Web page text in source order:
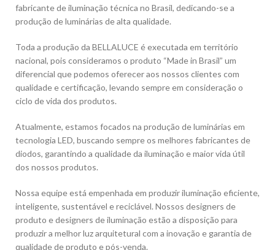
fabricante de iluminação técnica no Brasil, dedicando-se a
produção de luminárias de alta qualidade.
Toda a produção da BELLALUCE é executada em território
nacional, pois consideramos o produto “Made in Brasil” um
diferencial que podemos oferecer aos nossos clientes com
qualidade e certificação, levando sempre em consideração o
ciclo de vida dos produtos.
Atualmente, estamos focados na produção de luminárias em
tecnologia LED, buscando sempre os melhores fabricantes de
diodos, garantindo a qualidade da iluminação e maior vida útil
dos nossos produtos.
Nossa equipe está empenhada em produzir iluminação eficiente,
inteligente, sustentável e reciclável. Nossos designers de
produto e designers de iluminação estão a disposição para
produzir a melhor luz arquitetural com a inovação e garantia de
qualidade de produto e pós-venda.